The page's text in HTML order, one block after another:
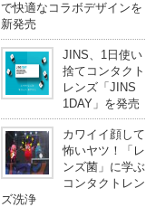
で快適なコラボデザインを
新発売
JINS、1日使い
捨てコンタクト
レンズ「JINS
1DAY」を発売
カワイイ顔して
怖いヤツ！「レ
ンズ菌」に学ぶ
コンタクトレン
ズ洗浄